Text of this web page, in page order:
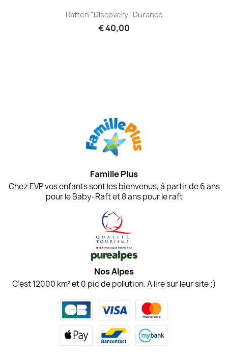
Raften "Discovery" Durance
€ 40,00
Famille Plus
Chez EVP vos enfants sont les bienvenus, à partir de 6 ans
pour le Baby-Raft et 8 ans pour le raft
Nos Alpes
C’est 12000 km² et 0 pic de pollution. A lire sur leur site ;)